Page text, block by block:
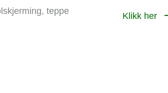
teppe
Klikk her